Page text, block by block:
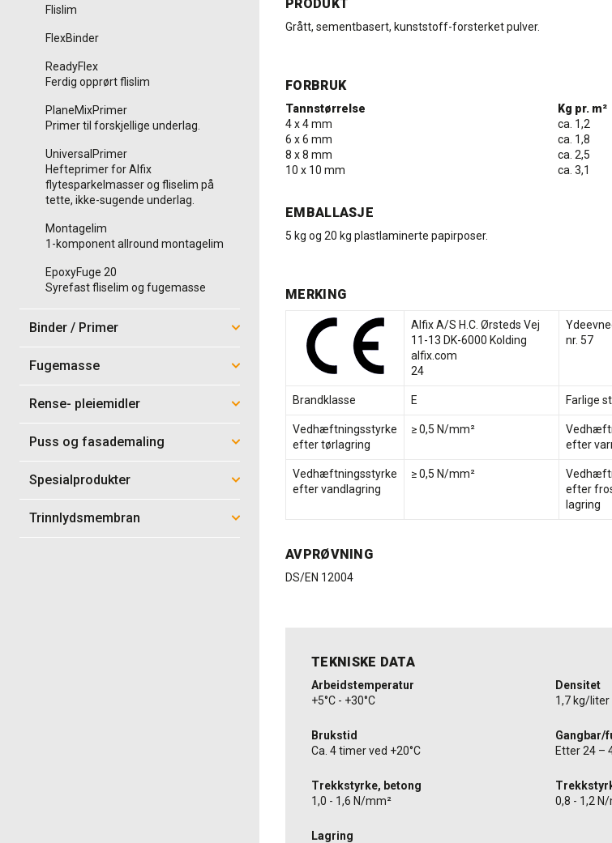
Flislim
FlexBinder
ReadyFlex
Ferdig opprørt flislim
PlaneMixPrimer
Primer til forskjellige underlag.
UniversalPrimer
Hefteprimer for Alfix
flytesparkelmasser og fliselim på
tette, ikke-sugende underlag.
Montagelim
1-komponent allround montagelim
EpoxyFuge 20
Syrefast fliselim og fugemasse
Binder / Primer
Fugemasse
Rense- pleiemidler
Puss og fasademaling
Spesialprodukter
Trinnlydsmembran
PRODUKT
Grått, sementbasert, kunststoff-forsterket pulver.
FORBRUK
Tannstørrelse
Kg pr. m²
4 x 4 mm
ca. 1,2
6 x 6 mm
ca. 1,8
8 x 8 mm
ca. 2,5
10 x 10 mm
ca. 3,1
EMBALLASJE
5 kg og 20 kg plastlaminerte papirposer.
MERKING
Alfix A/S H.C. Ørsteds Vej
11-13 DK-6000 Kolding
alfix.com
24
nr. 57
Brandklasse E Farlige
Vedhæftningsstyrke
efter tørlagring
≥ 0,5 N/mm²
efter
Vedhæftningsstyrke
efter vandlagring
≥ 0,5 N/mm²
efter
lagring
AVPRØVNING
DS/EN 12004
TEKNISKE DATA
Arbeidstemperatur
+5°C - +30°C
Densitet
1,7 kg/
Brukstid
Ca. 4 timer ved +20°C
Gangbar/
Etter 24 –
Trekkstyrke, betong
1,0 - 1,6 N/mm²
0,8 - 1,2
Lagring